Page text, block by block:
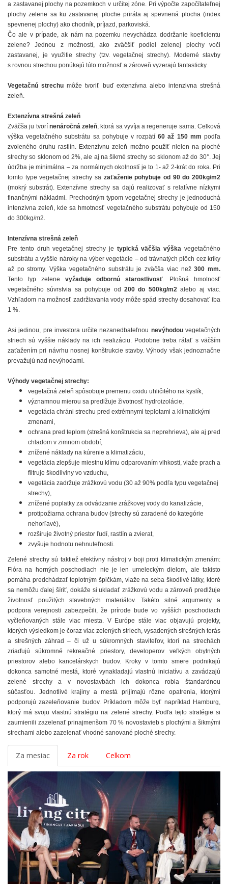
a zastavanej plochy na pozemkoch v určitej zóne. Pri výpočte započítateľnej
plochy zelene sa ku zastavanej ploche priráta aj spevnená plocha (index
spevnenej plochy) ako chodník, príjazd, parkoviská.
Čo ale v prípade, ak nám na pozemku nevychádza dodržanie koeficientu
zelene? Jednou z možností, ako zväčšiť podiel zelenej plochy voči
zastavanej, je využitie strechy (tzv. vegetačnej strechy). Moderné stavby
s rovnou strechou ponúkajú túto možnosť a zároveň vyzerajú fantasticky.
Vegetačnú strechumôže tvoriť buď extenzívna alebo intenzivna strešná
zeleň.
Extenzívna strešná zeleň
Zväčša ju tvorí nenáročná zeleň, ktorá sa vyvíja a regeneruje sama. Celková
výška vegetačného substrátu sa pohybuje v rozpätí60 až 150 mm podľa
zvoleného druhu rastlín. Extenzívnu zeleň možno použiť nielen na ploché
strechy so sklonom od 2%, ale aj na šikmé strechy so sklonom až do 30°. Jej
údržba je minimálna – za normálnych okolností je to 1- až 2-krát do roka. Pri
tomto type vegetačnej strechy sa zaťaženie pohybuje od 90 do 200kg/m2
(mokrý substrát). Extenzívne strechy sa dajú realizovať s relatívne nízkymi
finančnými nákladmi. Prechodným typom vegetačnej strechy je jednoduchá
intenzívna zeleň, kde sa hmotnosť vegetačného substrátu pohybuje od 150
do 300kg/m2.
Intenzívna strešná zeleň
Pre tento druh vegetačnej strechy je typická väčšia výška vegetačného
substrátu a vyššie nároky na výber vegetácie – od trávnatých plôch cez kríky
až po stromy. Výška vegetačného substrátu je zväčša viac než300 mm.
Tento typ zelene vyžaduje odbornú starostlivosť. Plošná hmotnosť
vegetačného súvrstvia sa pohybuje od 200 do 500kg/m2alebo aj viac.
Vzhľadom na možnosť zadržiavania vody môže spád strechy dosahovať iba
1 %.
Asi jedinou, pre investora určite nezanedbateľnou nevýhodouvegetačných
striech sú vyššie náklady na ich realizáciu. Podobne treba rátať s väčším
zaťažením pri návrhu nosnej konštrukcie stavby. Výhody však jednoznačne
prevažujú nad nevýhodami.
Výhody vegetačnej strechy:
vegetačná zeleň spôsobuje premenu oxidu uhličitého na kyslík,
významnou mierou sa predlžuje životnosť hydroizolácie,
vegetácia chráni strechu pred extrémnymi teplotami a klimatickými
zmenami,
ochrana pred teplom (strešná konštrukcia sa neprehrieva), ale aj pred
chladom v zimnom období,
znížené náklady na kúrenie a klimatizáciu,
vegetácia zlepšuje miestnu klímu odparovaním vlhkosti, viaže prach a
filtruje škodliviny vo vzduchu,
vegetácia zadržuje zrážkovú vodu (30 až 90% podľa typu vegetačnej
strechy),
znížené poplatky za odvádzanie zrážkovej vody do kanalizácie,
protipožiarna ochrana budov (strechy sú zaradené do kategórie
nehorľavé),
rozširuje životný priestor ľudí, rastlín a zvierat,
zvyšuje hodnotu nehnuteľnosti.
Zelené strechy sú taktiež efektívny nástroj v boji proti klimatickým zmenám:
Flóra na horných poschodiach nie je len umeleckým dielom, ale takisto
pomáha predchádzať teplotným špičkám, viaže na seba škodlivé látky, ktoré
sa nemôžu ďalej šíriť, dokáže si ukladať zrážkovú vodu a zároveň predlžuje
životnosť použitých stavebných materiálov. Takéto silné argumenty a
podpora verejnosti zabezpečili, že prírode bude vo vyšších poschodiach
vyčleňovaných stále viac miesta. V Európe stále viac objavujú projekty,
ktorých výsledkom je čoraz viac zelených striech, vysadených strešných terás
a strešných záhrad – či už u súkromných staviteľov, ktorí na strechách
zriaďujú súkromné rekreačné priestory, developerov veľkých obytných
priestorov alebo kancelárskych budov. Kroky v tomto smere podnikajú
dokonca samotné mestá, ktoré vynakladajú vlastnú iniciatívu a zavádzajú
zelené strechy a v novostavbách ich dokonca robia štandardnou
súčasťou. Jednotlivé krajiny a mestá prijímajú rôzne opatrenia, ktorými
podporujú zazeleňovanie budov. Príkladom môže byť napríklad Hamburg,
ktorý má svoju vlastnú stratégiu na zelené strechy. Podľa tejto stratégie si
zaumienili zazelenať prinajmenšom 70 % novostavieb s plochými a šikmými
strechami alebo zazelenať vhodné sanované ploché strechy.
Za mesiac Za rok Celkom